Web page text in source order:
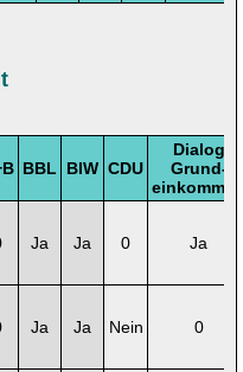
BBL BIW CDU
Dialog
Grund-
Ja Ja 0 Ja
Ja Ja Nein 0